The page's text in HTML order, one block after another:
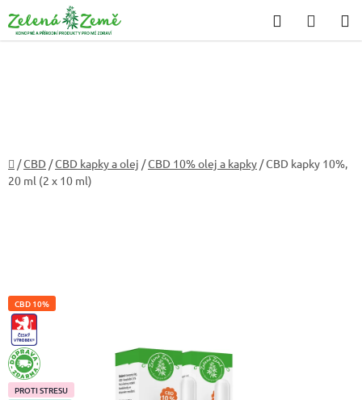
na
obsah
Hledat
KOŠÍK
Domů
/CBD /CBD kapky a olej /CBD 10% olej a kapky /CBD kapky 10%,
20 ml (2 x 10 ml)
CBD 10%
CZ-
VYROBEK
DOPRAVA
ZDARMA
PROTI STRESU